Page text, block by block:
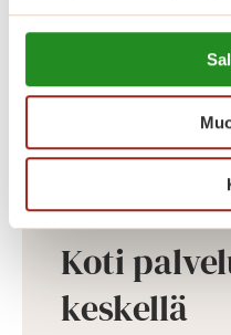
Lue lisää evästeistä:
https://sagacare.fi/
yleistiloista
kirjasto, sauna-
kuntosali.
Katso vapaat
Koti
keskellä